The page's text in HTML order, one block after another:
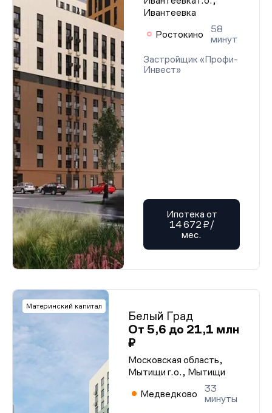
Ивантеевка
Ростокино
58
минут
Застройщик «Профи-
Инвест»
Ипотека от
14 672 ₽/
мес.
Материнский капитал
Белый Град
От 5,6 до 21,1 млн
₽
Московская область,
Мытищи г.о., Мытищи
Медведково
33
минуты